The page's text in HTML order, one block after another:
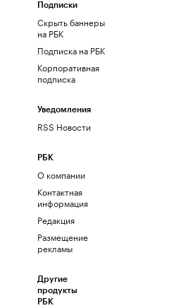
Подписки
Скрыть баннеры
на РБК
Подписка на РБК
Корпоративная
подписка
Уведомления
RSS Новости
РБК
О компании
Контактная
информация
Редакция
Размещение
рекламы
Другие
продукты
РБК